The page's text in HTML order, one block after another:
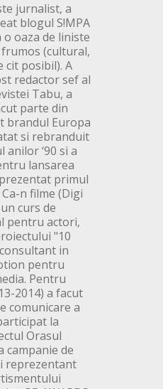
jurnalist, a
blogul S!MPA
o oaza de liniste
(cultural,
cit posibil). A
redactor sef al
Tabu, a
parte din
brandul Europa
si rebranduit
anilor ‘90 si a
lansarea
primul
n filme (Digi
curs de
pentru actori,
"10
in
pentru
Pentru
2014) a facut
comunicare a
la
Orasul
de
reprezentant